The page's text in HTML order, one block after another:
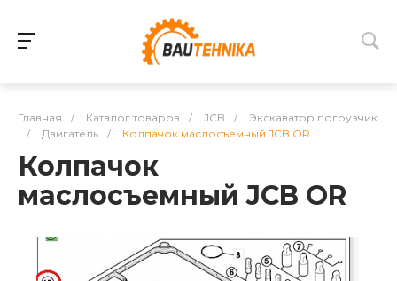
Главная / Каталог товаров / JCB /
Экскаватор погрузчик
/
Двигатель / Колпачок маслосъемный JCB OR
Колпачок
маслосъемный JCB OR